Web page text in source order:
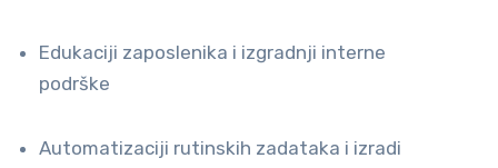
Edukaciji zaposlenika i izgradnji interne
podrške
Automatizaciji rutinskih zadataka i izradi